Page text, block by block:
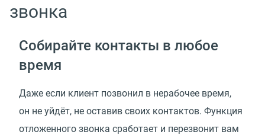
звонка
Собирайте контакты в любое
время
Даже если клиент позвонил в нерабочее время,
он не уйдёт, не оставив своих контактов. Функция
отложенного звонка сработает и перезвонит вам